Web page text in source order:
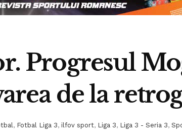
Progresul
de la
, Fotbal Liga 3, ilfov sport, Liga 3, Liga 3 - Seria 3,